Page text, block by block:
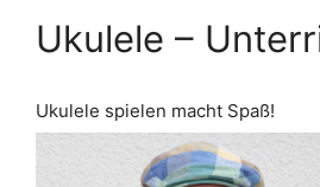
Ukulele –
Ukulele spielen macht Spaß!